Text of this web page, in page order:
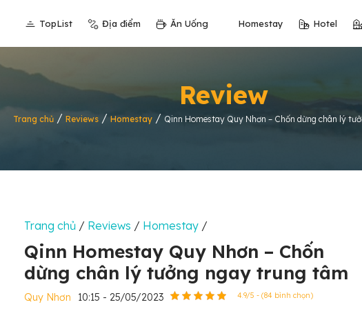
TopList Địa điểm Ăn Uống Homestay Hotel
Review
Trang chủ / Reviews / Homestay / Qinn Homestay Quy Nhơn – Chốn dừng chân lý
Trang chủ / Reviews / Homestay /
Qinn Homestay Quy Nhơn – Chốn
dừng chân lý tưởng ngay trung tâm
Quy Nhơn 10:15 - 25/05/2023 4.9/5 - (84 bình chọn)